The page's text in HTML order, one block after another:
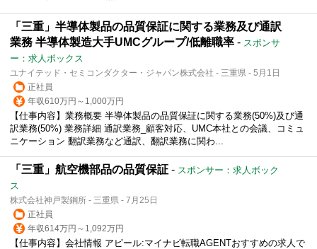
「三重」半導体製品の品質保証に関する業務及び通訳
業務 半導体製造大手UMCグループ/低離職率 - スポンサ
ー：求人ボックス
ユナイテッド・セミコンダクター・ジャパン株式会社 - 三重県 - 5月1日
正社員
年収610万円～1,000万円
【仕事内容】業務概要 半導体製品の品質保証に関する業務(50%)及び通
訳業務(50%) 業務詳細 通訳業務_顧客対応、UMC本社との会議、コミュ
ニケーション 翻訳業務など通訳、翻訳業務に関わ...
「三重」航空機部品の品質保証 - スポンサー：求人ボック
ス
株式会社神戸製鋼所 - 三重県 - 7月25日
正社員
年収614万円～1,092万円
【仕事内容】会社情報 アピール:マイナビ転職AGENTおすすめの求人で